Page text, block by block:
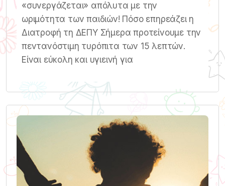
«συνεργάζεται» απόλυτα με την
ωριμότητα των παιδιών! Πόσο επηρεάζει η
Διατροφή τη ΔΕΠΥ Σήμερα προτείνουμε την
πεντανόστιμη τυρόπιτα των 15 λεπτών.
Είναι εύκολη και υγιεινή για